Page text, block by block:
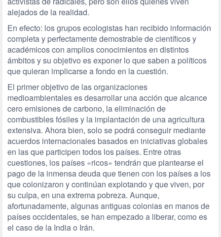
alejados de la realidad.
En efecto: los grupos ecologistas han recibido información
completa y perfectamente demostrable de científicos y
académicos con amplios conocimientos en distintos
ámbitos y su objetivo es exponer lo que saben a políticos
que quieran implicarse a fondo en la cuestión.
El primer objetivo de las organizaciones
medioambientales es desarrollar una acción que alcance
cero emisiones de carbono, la eliminación de
combustibles fósiles y la implantación de una agricultura
extensiva. Ahora bien, solo se podrá conseguir mediante
acuerdos internacionales basados en iniciativas globales
en las que participen todos los países. Entre otras
cuestiones, los países «ricos» tendrán que plantearse el
pago de la inmensa deuda que tienen con los países a los
que colonizaron y continúan explotando y que viven, por
su culpa, en una extrema pobreza. Aunque,
afortunadamente, algunas antiguas colonias en manos de
países occidentales, se han empezado a liberar, como es
el caso de la India o Irán.